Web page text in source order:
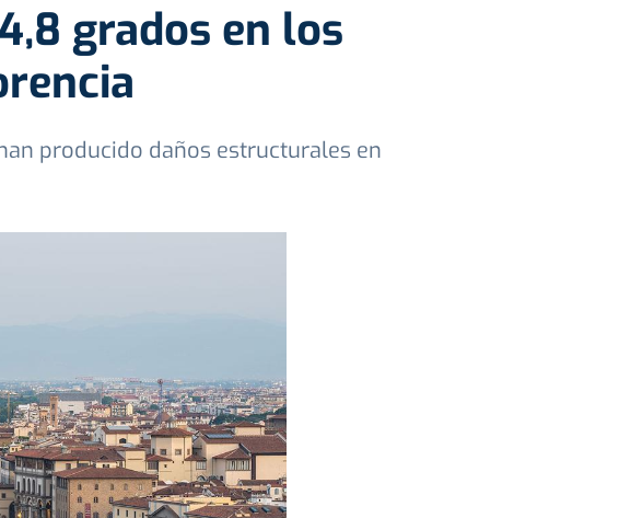
grados en los
producido daños estructurales en